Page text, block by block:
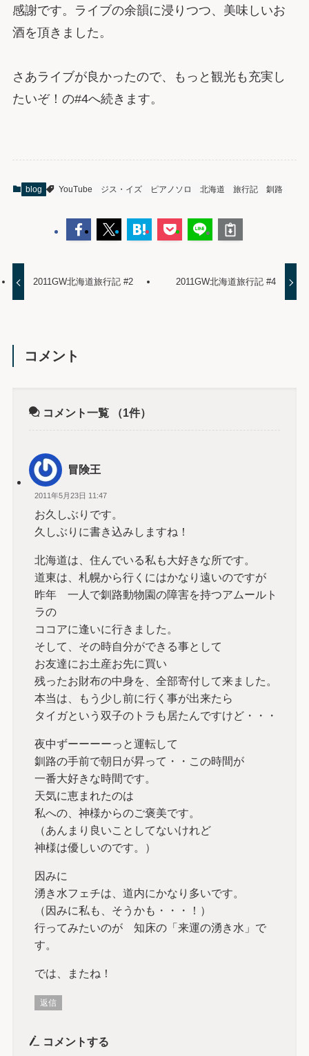
感謝です。ライブの余韻に浸りつつ、美味しいお
酒を頂きました。
さあライブが良かったので、もっと観光も充実し
たいぞ！の#4へ続きます。
blog YouTube ジス・イズ ピアノソロ 北海道 旅行記 釧路
2011GW北海道旅行記 #2 2011GW北海道旅行記 #4
コメント
コメント一覧 （1件）
冒険王
2011年5月23日 11:47
お久しぶりです。
久しぶりに書き込みしますね！
北海道は、住んでいる私も大好きな所です。
道東は、札幌から行くにはかなり遠いのですが
昨年 一人で釧路動物園の障害を持つアムールト
ラの
ココアに逢いに行きました。
そして、その時自分ができる事として
お友達にお土産お先に買い
残ったお財布の中身を、全部寄付して来ました。
本当は、もう少し前に行く事が出来たら
タイガという双子のトラも居たんですけど・・・
夜中ずーーーーっと運転して
釧路の手前で朝日が昇って・・この時間が
一番大好きな時間です。
天気に恵まれたのは
私への、神様からのご褒美です。
（あんまり良いことしてないけれど
神様は優しいのです。）
因みに
湧き水フェチは、道内にかなり多いです。
（因みに私も、そうかも・・・！）
行ってみたいのが 知床の「来運の湧き水」で
す。
では、またね！
返信
コメントする